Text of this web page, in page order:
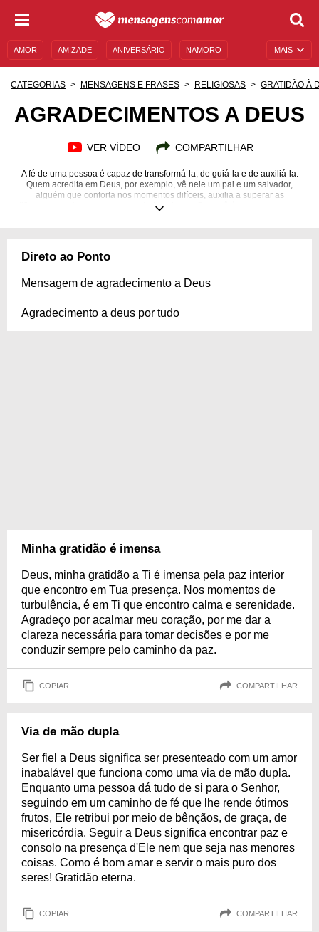
MAIS
AMOR AMIZADE ANIVERSÁRIO NAMORO
CATEGORIAS MENSAGENS E FRASES RELIGIOSAS GRATIDÃO À
AGRADECIMENTOS A DEUS
VER VÍDEO COMPARTILHAR
A fé de uma pessoa é capaz de transformá-la, de guiá-la e de auxiliá-la.
Quem acredita em Deus, por exemplo, vê nele um pai e um salvador,
alguém que conforta nos momentos difíceis, auxilia a superar as
dificuldades e traz amor quando tudo vai bem. Se você é uma pessoa que
compatível com a sua situação e com a sua vida. Ame-o!
Direto ao Ponto
Mensagem de agradecimento a Deus
Agradecimento a deus por tudo
Minha gratidão é imensa
Deus, minha gratidão a Ti é imensa pela paz interior
que encontro em Tua presença. Nos momentos de
turbulência, é em Ti que encontro calma e serenidade.
Agradeço por acalmar meu coração, por me dar a
clareza necessária para tomar decisões e por me
conduzir sempre pelo caminho da paz.
COPIAR COMPARTILHAR
Via de mão dupla
Ser fiel a Deus significa ser presenteado com um amor
inabalável que funciona como uma via de mão dupla.
Enquanto uma pessoa dá tudo de si para o Senhor,
seguindo em um caminho de fé que lhe rende ótimos
frutos, Ele retribui por meio de bênçãos, de graça, de
misericórdia. Seguir a Deus significa encontrar paz e
consolo na presença d'Ele nem que seja nas menores
coisas. Como é bom amar e servir o mais puro dos
seres! Gratidão eterna.
COPIAR COMPARTILHAR